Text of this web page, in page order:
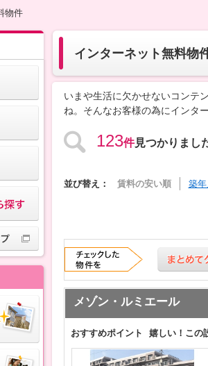
物件
インターネット無料物
いまや生活に欠かせないコンテ
ね。そんなお客様の為にインタ
123件見つかりまし
並び替え： 賃料の安い順 築
メゾン・ルミエール
おすすめポイント 嬉しい！この